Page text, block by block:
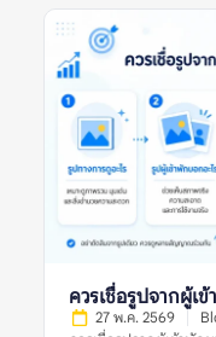
ตัดสินใจ รีวิวพูลวิลล่าที่
ให้ข้อมูลเพียงพอสำหรั
คะแนนสูง แต่ต้องบอกใ
และเหมาะกับผู้เข้าพัก
บ้านตรงกับรูปไหม สระ
คนจริงไหม ห้องน้ำใช้ง
ค่าใช้จ่ายเพิ่มเติมที่ควร
คือรีวิวที่บอกว่า “ไป 10
สะอาด แต่ทางเข้าค่อน
ผู้อ่านประเมินได้ดีกว่าค
ควรเชื่อรูปจากผู้เ
27 พ.ค. 2569